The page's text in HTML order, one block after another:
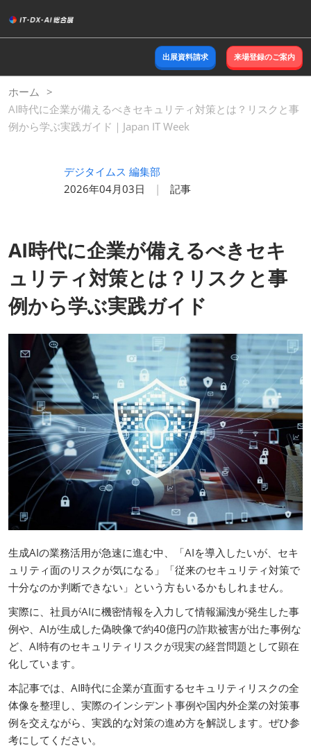
キ
ッ
し
て
進
む
出展資料請求 来場登録のご案内
ホーム
AI時代に企業が備えるべきセキュリティ対策とは？リスクと事
例から学ぶ実践ガイド｜Japan IT Week
デジタイムス 編集部
2026年04月03日
記事
AI時代に企業が備えるべきセキ
ュリティ対策とは？リスクと事
例から学ぶ実践ガイド
生成AIの業務活用が急速に進む中、「AIを導入したいが、セキ
ュリティ面のリスクが気になる」「従来のセキュリティ対策で
十分なのか判断できない」という方もいるかもしれません。
実際に、社員がAIに機密情報を入力して情報漏洩が発生した事
例や、AIが生成した偽映像で約40億円の詐欺被害が出た事例な
ど、AI特有のセキュリティリスクが現実の経営問題として顕在
化しています。
本記事では、AI時代に企業が直面するセキュリティリスクの全
体像を整理し、実際のインシデント事例や国内外企業の対策事
例を交えながら、実践的な対策の進め方を解説します。ぜひ参
考にしてください。